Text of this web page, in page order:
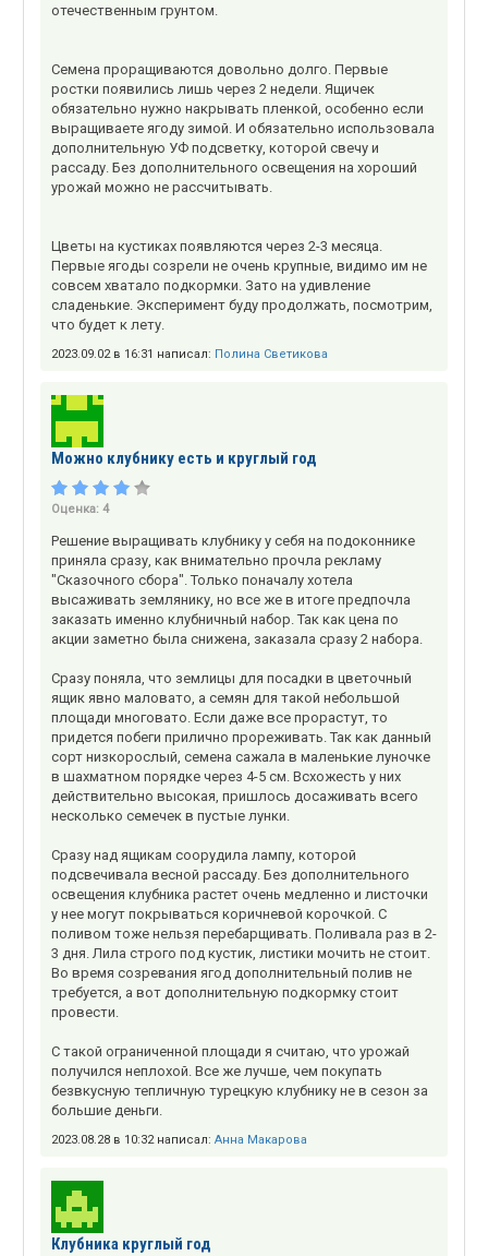
отечественным грунтом.
Семена проращиваются довольно долго. Первые
ростки появились лишь через 2 недели. Ящичек
обязательно нужно накрывать пленкой, особенно если
выращиваете ягоду зимой. И обязательно использовала
дополнительную УФ подсветку, которой свечу и
рассаду. Без дополнительного освещения на хороший
урожай можно не рассчитывать.
Цветы на кустиках появляются через 2-3 месяца.
Первые ягоды созрели не очень крупные, видимо им не
совсем хватало подкормки. Зато на удивление
сладенькие. Эксперимент буду продолжать, посмотрим,
что будет к лету.
2023.09.02 в 16:31 написал: Полина Светикова
Можно клубнику есть и круглый год
Оценка: 4
Решение выращивать клубнику у себя на подоконнике
приняла сразу, как внимательно прочла рекламу
"Сказочного сбора". Только поначалу хотела
высаживать землянику, но все же в итоге предпочла
заказать именно клубничный набор. Так как цена по
акции заметно была снижена, заказала сразу 2 набора.
Сразу поняла, что землицы для посадки в цветочный
ящик явно маловато, а семян для такой небольшой
площади многовато. Если даже все прорастут, то
придется побеги прилично прореживать. Так как данный
сорт низкорослый, семена сажала в маленькие луночке
в шахматном порядке через 4-5 см. Всхожесть у них
действительно высокая, пришлось досаживать всего
несколько семечек в пустые лунки.
Сразу над ящикам соорудила лампу, которой
подсвечивала весной рассаду. Без дополнительного
освещения клубника растет очень медленно и листочки
у нее могут покрываться коричневой корочкой. С
поливом тоже нельзя перебарщивать. Поливала раз в 2-
3 дня. Лила строго под кустик, листики мочить не стоит.
Во время созревания ягод дополнительный полив не
требуется, а вот дополнительную подкормку стоит
провести.
С такой ограниченной площади я считаю, что урожай
получился неплохой. Все же лучше, чем покупать
безвкусную тепличную турецкую клубнику не в сезон за
большие деньги.
2023.08.28 в 10:32 написал: Анна Макарова
Клубника круглый год